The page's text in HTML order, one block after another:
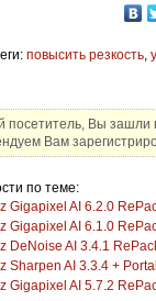
повысить резкость,
Вы зашли
Вам
по теме:
Gigapixel AI 6.2.0
Gigapixel AI 6.1.0
DeNoise AI 3.4.1
Sharpen AI 3.3.4 +
Gigapixel AI 5.7.2